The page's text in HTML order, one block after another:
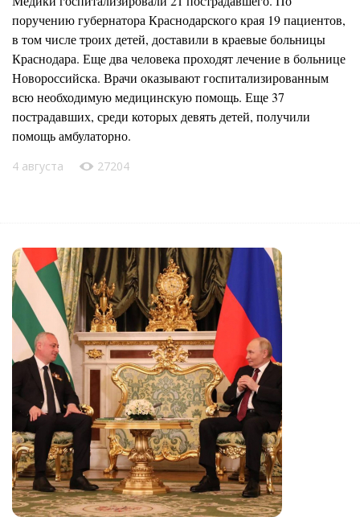
поручению губернатора Краснодарского края 19 пациентов,
в том числе троих детей, доставили в краевые больницы
Краснодара. Еще два человека проходят лечение в больнице
Новороссийска. Врачи оказывают госпитализированным
всю необходимую медицинскую помощь. Еще 37
пострадавших, среди которых девять детей, получили
помощь амбулаторно.
4 августа 27204